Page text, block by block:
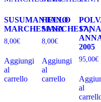
SUSUMANIELLO
MARCHESANA
8,00€
Aggiungi
al
carrello
FIANO
MARCHESANA
8,00€
Aggiungi
al
carrello
17 |
2005
95,00€
al